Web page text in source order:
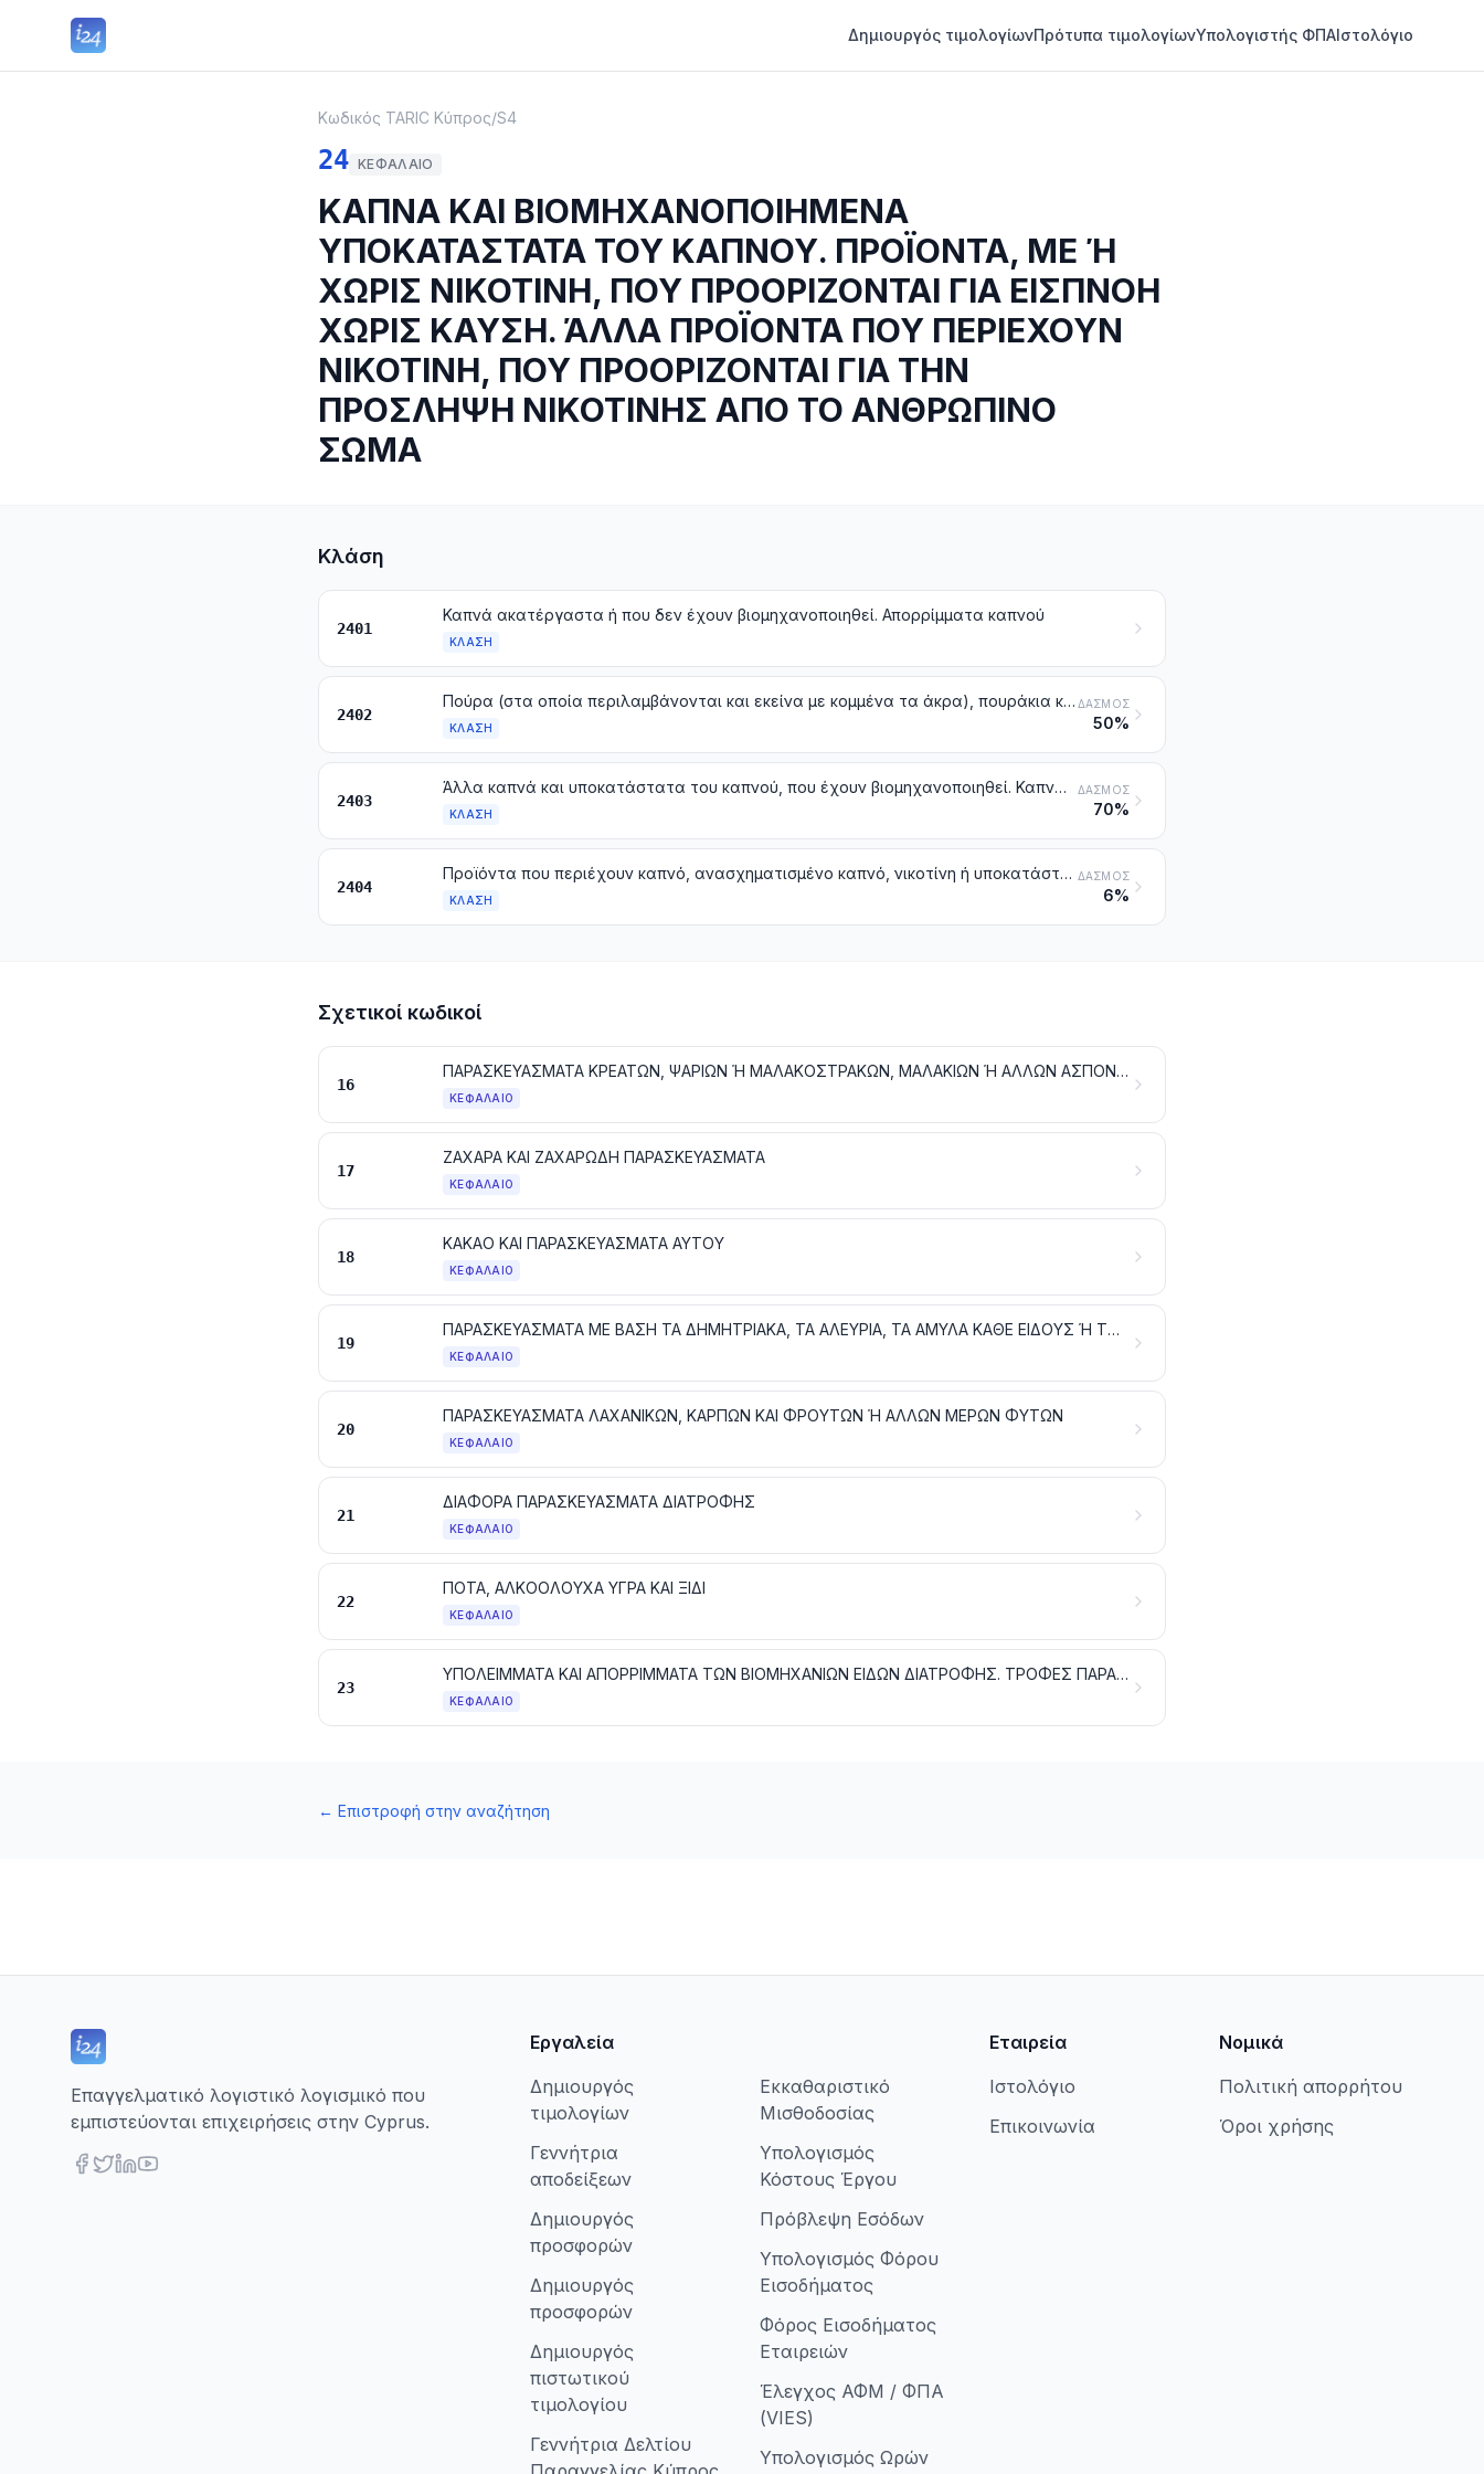
Δημιουργός τιμολογίωνΠρότυπα τιμολογίωνΥπολογιστής ΦΠΑΙστολόγιο
Κωδικός TARIC Κύπρος/S4
24 ΚΕΦΆΛΑΙΟ
ΚΑΠΝΑ ΚΑΙ ΒΙΟΜΗΧΑΝΟΠΟΙΗΜΕΝΑ
ΥΠΟΚΑΤΑΣΤΑΤΑ ΤΟΥ ΚΑΠΝΟΥ. ΠΡΟΪΟΝΤΑ, ΜΕ Ή
ΧΩΡΙΣ ΝΙΚΟΤΙΝΗ, ΠΟΥ ΠΡΟΟΡΙΖΟΝΤΑΙ ΓΙΑ ΕΙΣΠΝΟΗ
ΧΩΡΙΣ ΚΑΥΣΗ. ΆΛΛΑ ΠΡΟΪΟΝΤΑ ΠΟΥ ΠΕΡΙΕΧΟΥΝ
ΝΙΚΟΤΙΝΗ, ΠΟΥ ΠΡΟΟΡΙΖΟΝΤΑΙ ΓΙΑ ΤΗΝ
ΠΡΟΣΛΗΨΗ ΝΙΚΟΤΙΝΗΣ ΑΠΟ ΤΟ ΑΝΘΡΩΠΙΝΟ
ΣΩΜΑ
Κλάση
2401
Καπνά ακατέργαστα ή που δεν έχουν βιομηχανοποιηθεί. Απορρίμματα καπνού
ΚΛΆΣΗ
2402
Πούρα (στα οποία περιλαμβάνονται και εκείνα με κομμένα τα άκρα), πουράκια και τσιγάρα, από καπνό ή υποκατάστατα του καπνού
ΚΛΆΣΗ
ΔΑΣΜΌΣ
50%
2403
Άλλα καπνά και υποκατάστατα του καπνού, που έχουν βιομηχανοποιηθεί. Καπνά «ομογενοποιημένα» ή «ανασχηματισμένα». Εκχυλίσματα και βάμματα καπνού
ΚΛΆΣΗ
ΔΑΣΜΌΣ
70%
2404
Προϊόντα που περιέχουν καπνό, ανασχηματισμένο καπνό, νικοτίνη ή υποκατάστατα καπνού ή νικοτίνης, προοριζόμενα για εισπνοή χωρίς καύση. Άλλα προϊόντα που περιέχουν νικοτίνη και προορίζονται για την πρόσληψη νικοτίνης από το ανθρώπινο σώμα
ΚΛΆΣΗ
ΔΑΣΜΌΣ
6%
Σχετικοί κωδικοί
16
ΠΑΡΑΣΚΕΥΑΣΜΑΤΑ ΚΡΕΑΤΩΝ, ΨΑΡΙΩΝ Ή ΜΑΛΑΚΟΣΤΡΑΚΩΝ, ΜΑΛΑΚΙΩΝ Ή ΑΛΛΩΝ ΑΣΠΟΝΔΥΛΩΝ ΥΔΡΟΒΙΩΝ Ή ΕΝΤΟΜΩΝ
ΚΕΦΆΛΑΙΟ
17
ΖΑΧΑΡΑ ΚΑΙ ΖΑΧΑΡΩΔΗ ΠΑΡΑΣΚΕΥΑΣΜΑΤΑ
ΚΕΦΆΛΑΙΟ
18
ΚΑΚΑΟ ΚΑΙ ΠΑΡΑΣΚΕΥΑΣΜΑΤΑ ΑΥΤΟΥ
ΚΕΦΆΛΑΙΟ
19
ΠΑΡΑΣΚΕΥΑΣΜΑΤΑ ΜΕ ΒΑΣΗ ΤΑ ΔΗΜΗΤΡΙΑΚΑ, ΤΑ ΑΛΕΥΡΙΑ, ΤΑ ΑΜΥΛΑ ΚΑΘΕ ΕΙΔΟΥΣ Ή ΤΟ ΓΑΛΑ. ΕΙΔΗ ΖΑΧΑΡΟΠΛΑΣΤΙΚΗΣ
ΚΕΦΆΛΑΙΟ
20
ΠΑΡΑΣΚΕΥΑΣΜΑΤΑ ΛΑΧΑΝΙΚΩΝ, ΚΑΡΠΩΝ ΚΑΙ ΦΡΟΥΤΩΝ Ή ΑΛΛΩΝ ΜΕΡΩΝ ΦΥΤΩΝ
ΚΕΦΆΛΑΙΟ
21
ΔΙΑΦΟΡΑ ΠΑΡΑΣΚΕΥΑΣΜΑΤΑ ΔΙΑΤΡΟΦΗΣ
ΚΕΦΆΛΑΙΟ
22
ΠΟΤΑ, ΑΛΚΟΟΛΟΥΧΑ ΥΓΡΑ ΚΑΙ ΞΙΔΙ
ΚΕΦΆΛΑΙΟ
23
ΥΠΟΛΕΙΜΜΑΤΑ ΚΑΙ ΑΠΟΡΡΙΜΜΑΤΑ ΤΩΝ ΒΙΟΜΗΧΑΝΙΩΝ ΕΙΔΩΝ ΔΙΑΤΡΟΦΗΣ. ΤΡΟΦΕΣ ΠΑΡΑΣΚΕΥΑΣΜΕΝΕΣ ΓΙΑ ΖΩΑ
ΚΕΦΆΛΑΙΟ
← Επιστροφή στην αναζήτηση
Επαγγελματικό λογιστικό λογισμικό που
εμπιστεύονται επιχειρήσεις στην Cyprus.
Εργαλεία
Δημιουργός
τιμολογίων
Γεννήτρια
αποδείξεων
Δημιουργός
προσφορών
Δημιουργός
προσφορών
Δημιουργός
πιστωτικού
τιμολογίου
Γεννήτρια Δελτίου
Εκκαθαριστικό
Μισθοδοσίας
Υπολογισμός
Κόστους Έργου
Πρόβλεψη Εσόδων
Υπολογισμός Φόρου
Εισοδήματος
Φόρος Εισοδήματος
Εταιρειών
Έλεγχος ΑΦΜ / ΦΠΑ
(VIES)
Υπολογισμός Ωρών
Εταιρεία
Ιστολόγιο
Επικοινωνία
Νομικά
Πολιτική απορρήτου
Όροι χρήσης